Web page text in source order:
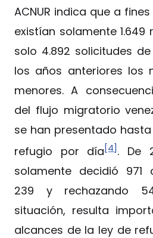
ACNUR indica que a
existían solamente
solo 4.892 solicitudes
los años anteriores los
menores. A
del flujo migratorio
se han presentado
refugio por día[4]. De
solamente decidió 971
239 y rechazando
situación, resulta
alcances de la ley de